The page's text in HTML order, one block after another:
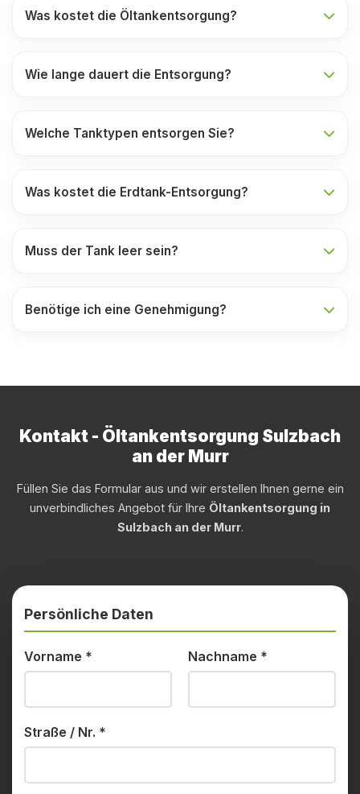
Was kostet die Öltankentsorgung?
Wie lange dauert die Entsorgung?
Welche Tanktypen entsorgen Sie?
Was kostet die Erdtank-Entsorgung?
Muss der Tank leer sein?
Benötige ich eine Genehmigung?
Kontakt - Öltankentsorgung Sulzbach
an der Murr
Füllen Sie das Formular aus und wir erstellen Ihnen gerne ein
unverbindliches Angebot für Ihre Öltankentsorgung in
Sulzbach an der Murr.
Persönliche Daten
Vorname * Nachname *
Straße / Nr. *